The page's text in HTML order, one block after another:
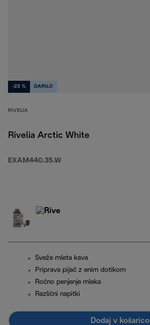
-23 % DARILO
RIVELIA
Rivelia Arctic White
EXAM440.35.W
Sveže mleta kava
Priprava pijač z enim dotikom
Ročno penjenje mleka
Različni napitki
Dodaj v košarico